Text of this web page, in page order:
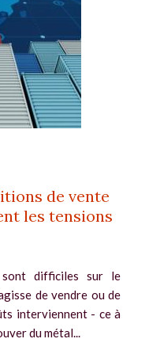
de vente
les tensions
sont difficiles sur le
de vendre ou de
interviennent - ce à
du métal...